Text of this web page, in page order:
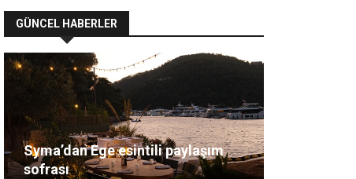
GÜNCEL HABERLER
Syma’dan Ege esintili paylaşım
sofrası